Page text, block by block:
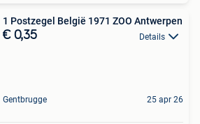
1 Postzegel België 1971 ZOO Antwerpen
€ 0,35 Details
Gentbrugge 25 apr 26